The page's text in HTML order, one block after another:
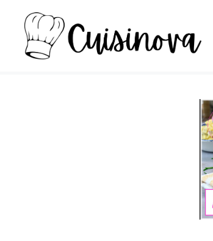
contenuto